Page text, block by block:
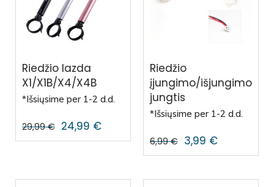
Riedžio lazda
X1/X1B/X4/X4B
*Išsiųsime per 1-2 d.d.
29,99€ 24,99 €
Riedžio
įjungimo/išjungimo
jungtis
*Išsiųsime per 1-2 d.d.
6,99€ 3,99 €